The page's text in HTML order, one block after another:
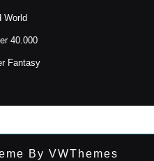
World
40.000
Fantasy
By VWThemes